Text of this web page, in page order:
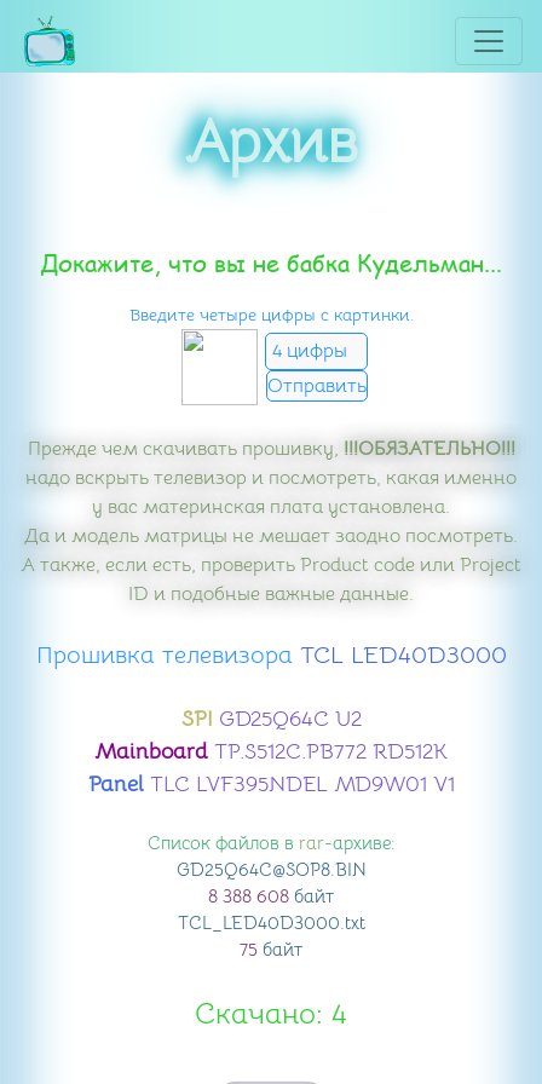
Архив
Докажите, что вы не бабка Кудельман...
Введите четыре цифры с картинки.
Прежде чем скачивать прошивку, !!!ОБЯЗАТЕЛЬНО!!!
надо вскрыть телевизор и посмотреть, какая именно
у вас материнская плата установлена.
Да и модель матрицы не мешает заодно посмотреть.
А также, если есть, проверить Product code или Project
ID и подобные важные данные.
Прошивка телевизора​ TCL LED40D3000
SPI GD25Q64C U2
Mainboard TP.S512C.PB772 RD512K
PanelTLC LVF395NDEL MD9W01 V1
Список файлов в rar-архиве:
GD25Q64C@SOP8.BIN
8 388 608 байт
TCL_LED40D3000.txt
75 байт
Скачано: 4